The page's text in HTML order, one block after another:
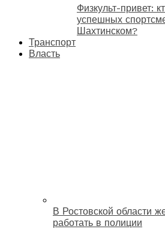
Физкульт-привет:
успешных
Шахтинском?
Транспорт
Власть
В Ростовской области
работать в полиции